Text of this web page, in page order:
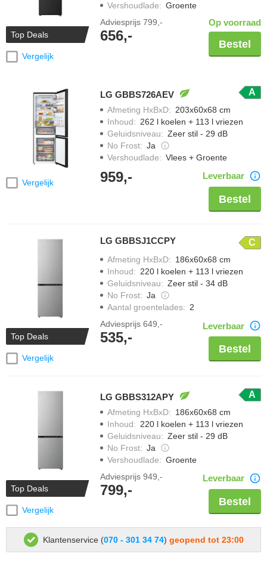
Top Deals
Vergelijk
Vershoudlade: Groente
Adviesprijs 799,-
656,-
Op voorraad
Bestel
Vergelijk
LG GBBS726AEV A
Afmeting HxBxD: 203x60x68 cm
Inhoud: 262 l koelen + 113 l vriezen
Geluidsniveau: Zeer stil - 29 dB
No Frost: Ja
Vershoudlade: Vlees + Groente
959,- Leverbaar
Bestel
Top Deals
Vergelijk
LG GBBSJ1CCPY C
Afmeting HxBxD: 186x60x68 cm
Inhoud: 220 l koelen + 113 l vriezen
Geluidsniveau: Zeer stil - 34 dB
No Frost: Ja
Aantal groentelades: 2
Adviesprijs 649,-
535,-
Leverbaar
Bestel
Top Deals
Vergelijk
LG GBBS312APY A
Afmeting HxBxD: 186x60x68 cm
Inhoud: 220 l koelen + 113 l vriezen
Geluidsniveau: Zeer stil - 29 dB
No Frost: Ja
Vershoudlade: Groente
Adviesprijs 949,-
799,-
Leverbaar
Bestel
Klantenservice (070 - 301 34 74) geopend tot 23:00